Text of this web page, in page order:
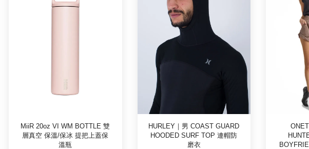
MiiR 20oz VI WM BOTTLE 雙
層真空 保溫/保冰 提把上蓋保
溫瓶
HURLEY｜男 COAST GUARD
HOODED SURF TOP 連帽防
磨衣